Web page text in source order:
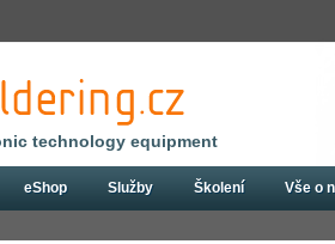
technology equipment
eShop Služby Školení Vše o